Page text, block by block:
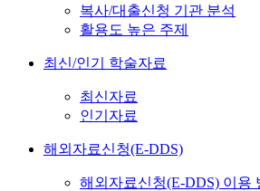
복사/대출신청 기관 분석
활용도 높은 주제
최신/인기 학술자료
최신자료
인기자료
해외자료신청(E-DDS)
해외자료신청(E-DDS) 이용